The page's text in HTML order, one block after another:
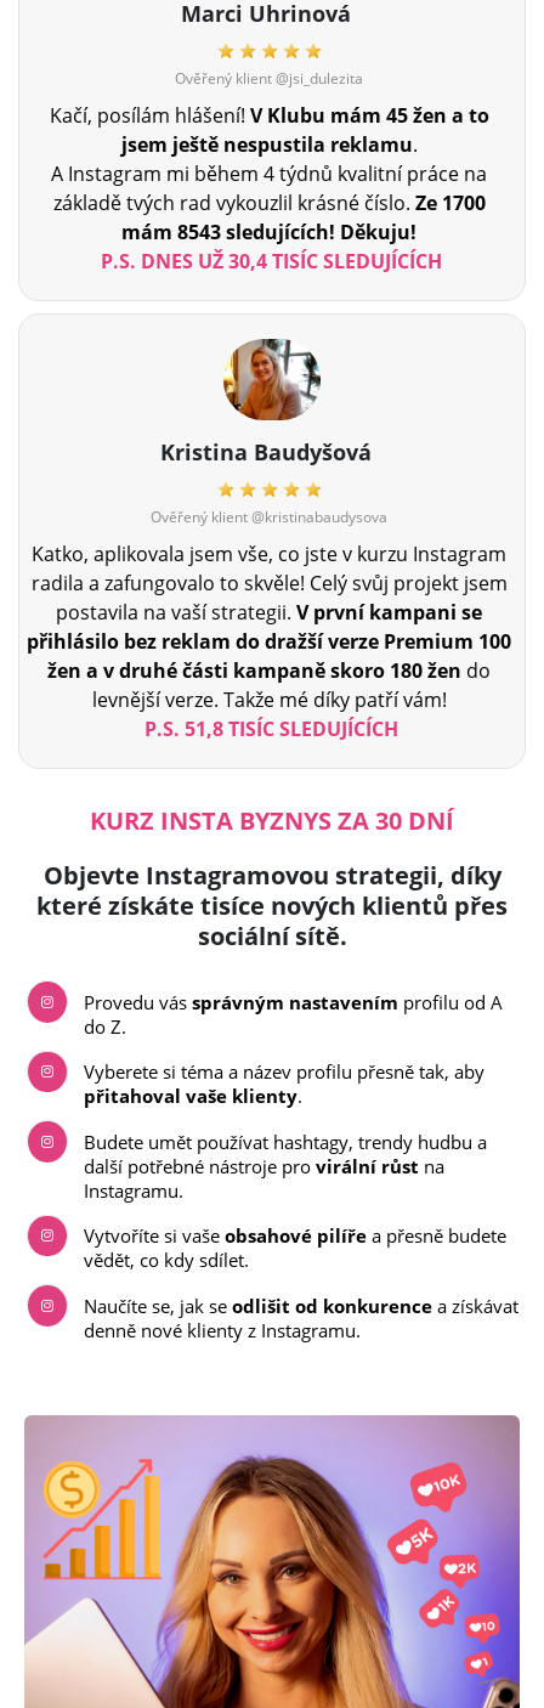
Marci Uhrinová
Ověřený klient @jsi_dulezita
Kačí, posílám hlášení! V Klubu mám 45 žen a to
jsem ještě nespustila reklamu.
A Instagram mi během 4 týdnů kvalitní práce na
základě tvých rad vykouzlil krásné číslo. Ze 1700
mám 8543 sledujících! Děkuju!
P.S. DNES UŽ 30,4 TISÍC SLEDUJÍCÍCH
Kristina Baudyšová
Ověřený klient @kristinabaudysova
Katko, aplikovala jsem vše, co jste v kurzu Instagram
radila a zafungovalo to skvěle! Celý svůj projekt jsem
postavila na vaší strategii. V první kampani se
přihlásilo bez reklam do dražší verze Premium 100
žen a v druhé části kampaně skoro 180 žen do
levnější verze. Takže mé díky patří vám!
P.S. 51,8 TISÍC SLEDUJÍCÍCH
KURZ INSTA BYZNYS ZA 30 DNÍ
Objevte Instagramovou strategii, díky
které získáte tisíce nových klientů přes
sociální sítě.
Provedu vás správným nastavením profilu od A
do Z.
Vyberete si téma a název profilu přesně tak, aby
přitahoval vaše klienty.
Budete umět používat hashtagy, trendy hudbu a
další potřebné nástroje pro virální růst na
Instagramu.
Vytvoříte si vaše obsahové pilíře a přesně budete
vědět, co kdy sdílet.
Naučíte se, jak se odlišit od konkurence a získávat
denně nové klienty z Instagramu.